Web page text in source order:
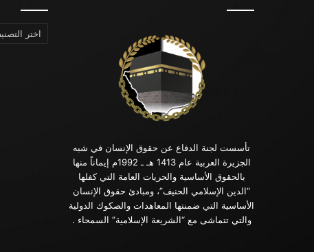
تأسست لجنة الدفاع عن حقوق الإنسان في شبه
الجزيرة العربية عام 1413 هـ ـ 1992م إيماناً منها
بالحقوق الأساسية والحريات العامة التي كفلها
“الدين الإسلامي الحنيف”، ومبادئ حقوق الإنسان
الأساسية التي ضمنتها المعاهدات والصكوك الدولية
والتي تتماشى مع “الشريعة الإسلامية” السمحاء .
التصنيفات